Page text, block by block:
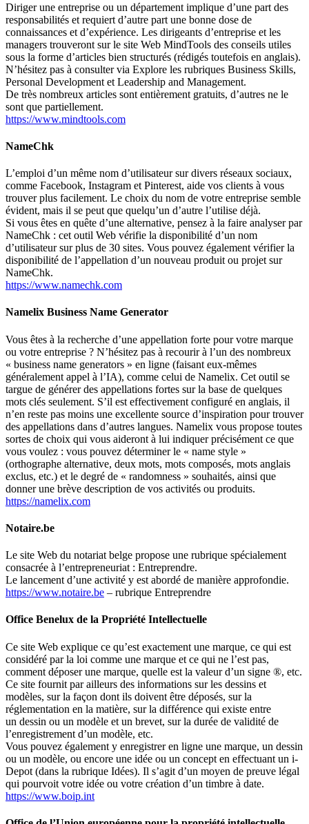
Diriger une entreprise ou un département implique d’une part des
responsabilités et requiert d’autre part une bonne dose de
connaissances et d’expérience. Les dirigeants d’entreprise et les
managers trouveront sur le site Web MindTools des conseils utiles
sous la forme d’articles bien structurés (rédigés toutefois en anglais).
N’hésitez pas à consulter via Explore les rubriques Business Skills,
Personal Development et Leadership and Management.
De très nombreux articles sont entièrement gratuits, d’autres ne le
sont que partiellement.
https://www.mindtools.com
NameChk
L’emploi d’un même nom d’utilisateur sur divers réseaux sociaux,
comme Facebook, Instagram et Pinterest, aide vos clients à vous
trouver plus facilement. Le choix du nom de votre entreprise semble
évident, mais il se peut que quelqu’un d’autre l’utilise déjà.
Si vous êtes en quête d’une alternative, pensez à la faire analyser par
NameChk : cet outil Web vérifie la disponibilité d’un nom
d’utilisateur sur plus de 30 sites. Vous pouvez également vérifier la
disponibilité de l’appellation d’un nouveau produit ou projet sur
NameChk.
https://www.namechk.com
Namelix Business Name Generator
Vous êtes à la recherche d’une appellation forte pour votre marque
ou votre entreprise ? N’hésitez pas à recourir à l’un des nombreux
« business name generators » en ligne (faisant eux-mêmes
généralement appel à l’IA), comme celui de Namelix. Cet outil se
targue de générer des appellations fortes sur la base de quelques
mots clés seulement. S’il est effectivement configuré en anglais, il
n’en reste pas moins une excellente source d’inspiration pour trouver
des appellations dans d’autres langues. Namelix vous propose toutes
sortes de choix qui vous aideront à lui indiquer précisément ce que
vous voulez : vous pouvez déterminer le « name style »
(orthographe alternative, deux mots, mots composés, mots anglais
exclus, etc.) et le degré de « randomness » souhaités, ainsi que
donner une brève description de vos activités ou produits.
https://namelix.com
Notaire.be
Le site Web du notariat belge propose une rubrique spécialement
consacrée à l’entrepreneuriat : Entreprendre.
Le lancement d’une activité y est abordé de manière approfondie.
https://www.notaire.be – rubrique Entreprendre
Office Benelux de la Propriété Intellectuelle
Ce site Web explique ce qu’est exactement une marque, ce qui est
considéré par la loi comme une marque et ce qui ne l’est pas,
comment déposer une marque, quelle est la valeur d’un signe ®, etc.
Ce site fournit par ailleurs des informations sur les dessins et
modèles, sur la façon dont ils doivent être déposés, sur la
réglementation en la matière, sur la différence qui existe entre
un dessin ou un modèle et un brevet, sur la durée de validité de
l’enregistrement d’un modèle, etc.
Vous pouvez également y enregistrer en ligne une marque, un dessin
ou un modèle, ou encore une idée ou un concept en effectuant un i-
Depot (dans la rubrique Idées). Il s’agit d’un moyen de preuve légal
qui pourvoit votre idée ou votre création d’un timbre à date.
https://www.boip.int